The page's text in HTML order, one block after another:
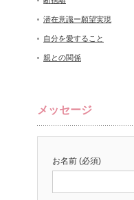
潜在意識ー願望実現
自分を愛すること
親との関係
メッセージ
お名前 (必須)